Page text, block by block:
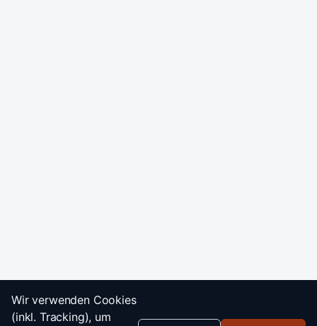
Wir verwenden Cookies
(inkl. Tracking), um